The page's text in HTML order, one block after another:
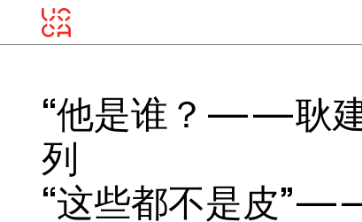
“他是谁？——耿建
列
“这些都不是皮